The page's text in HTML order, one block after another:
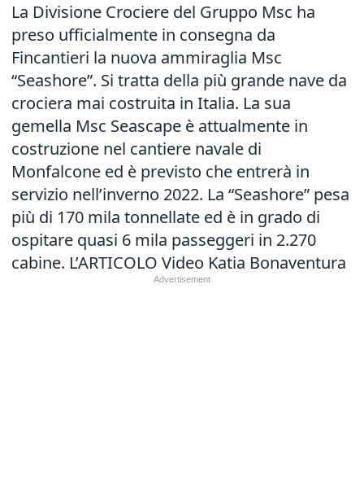
La Divisione Crociere del Gruppo Msc ha
preso ufficialmente in consegna da
Fincantieri la nuova ammiraglia Msc
“Seashore”. Si tratta della più grande nave da
crociera mai costruita in Italia. La sua
gemella Msc Seascape è attualmente in
costruzione nel cantiere navale di
Monfalcone ed è previsto che entrerà in
servizio nell’inverno 2022. La “Seashore” pesa
più di 170 mila tonnellate ed è in grado di
ospitare quasi 6 mila passeggeri in 2.270
cabine. L’ARTICOLO Video Katia Bonaventura